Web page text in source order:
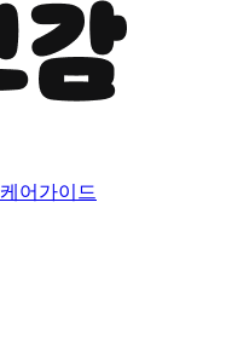
케어가이드